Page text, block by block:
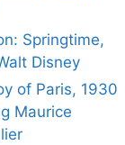
Springtime,
Disney
of Paris, 1930
Maurice